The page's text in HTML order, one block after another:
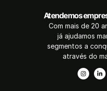
Atendemos
Com mais de 20
já ajudamos
segmentos a
através do